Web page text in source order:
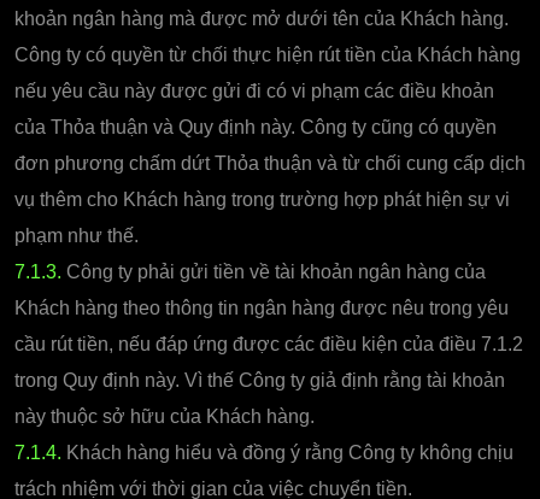
khoản ngân hàng mà được mở dưới tên của Khách hàng.
Công ty có quyền từ chối thực hiện rút tiền của Khách hàng
nếu yêu cầu này được gửi đi có vi phạm các điều khoản
của Thỏa thuận và Quy định này. Công ty cũng có quyền
đơn phương chấm dứt Thỏa thuận và từ chối cung cấp dịch
vụ thêm cho Khách hàng trong trường hợp phát hiện sự vi
phạm như thế.
7.1.3. Công ty phải gửi tiền về tài khoản ngân hàng của
Khách hàng theo thông tin ngân hàng được nêu trong yêu
cầu rút tiền, nếu đáp ứng được các điều kiện của điều 7.1.2
trong Quy định này. Vì thế Công ty giả định rằng tài khoản
này thuộc sở hữu của Khách hàng.
7.1.4. Khách hàng hiểu và đồng ý rằng Công ty không chịu
trách nhiệm với thời gian của việc chuyển tiền.